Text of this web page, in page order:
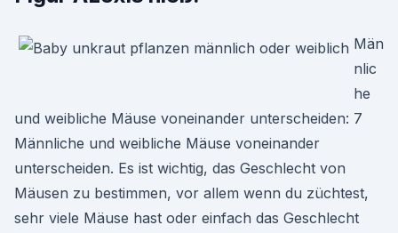
Män
nlic
he
und weibliche Mäuse voneinander unterscheiden: 7
Männliche und weibliche Mäuse voneinander
unterscheiden. Es ist wichtig, das Geschlecht von
Mäusen zu bestimmen, vor allem wenn du züchtest,
sehr viele Mäuse hast oder einfach das Geschlecht